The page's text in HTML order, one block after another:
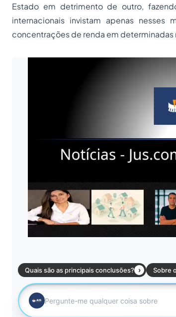
Estado em detrimento de outro,
internacionais invistam apenas nesses
concentrações de renda em determinadas